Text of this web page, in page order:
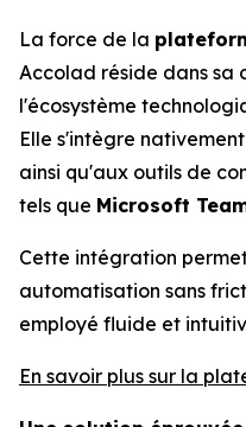
La force de la
Accolad réside dans sa
l'écosystème
Elle s'intègre
ainsi qu'aux outils de
tels que Microsoft
Cette intégration
automatisation sans
employé fluide et
En savoir plus sur la